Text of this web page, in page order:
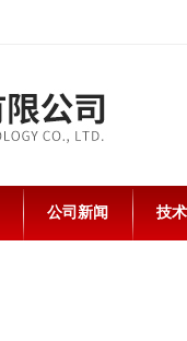
公司新闻 技